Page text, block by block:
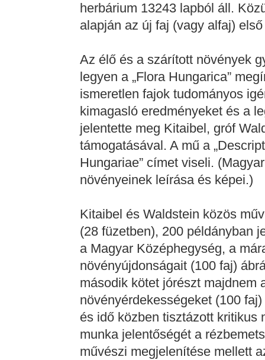
herbárium 13243 lapból áll.
alapján az új faj (vagy alfaj)
Az élő és a szárított növények
legyen a „Flora Hungarica”
ismeretlen fajok tudományos
kimagasló eredményeket és a
jelentette meg Kitaibel, gróf
támogatásával. A mű a
Hungariae” címet viseli.
növényeinek leírása és képei.)
Kitaibel és Waldstein közös
(28 füzetben), 200 példányban
a Magyar Középhegység, a
növényújdonságait (100 faj)
második kötet jórészt majdnem
növényérdekességeket (100
és idő közben tisztázott kritikus
munka jelentőségét a
művészi megjelenítése mellett